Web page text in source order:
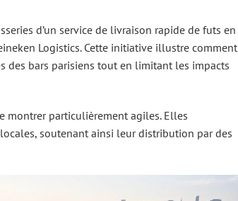
d’un service de livraison rapide de futs en
Logistics. Cette initiative illustre comment
des bars parisiens tout en limitant les impacts
montrer particulièrement agiles. Elles
soutenant ainsi leur distribution par des